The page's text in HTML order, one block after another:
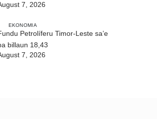
7, 2026
EKONOMIA
Petrolíferu Timor-Leste sa’e
billaun 18,43
7, 2026